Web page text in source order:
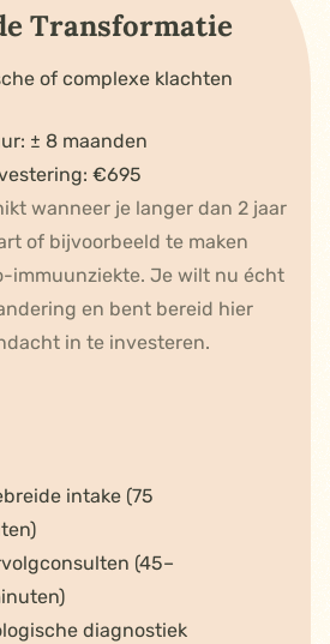
Transformatie
of complexe klachten
± 8 maanden
€695
wanneer je langer dan 2 jaar
of bijvoorbeeld te maken
immuunziekte. Je wilt nu écht
en bent bereid hier
in te investeren.
intake (75
(45–
diagnostiek